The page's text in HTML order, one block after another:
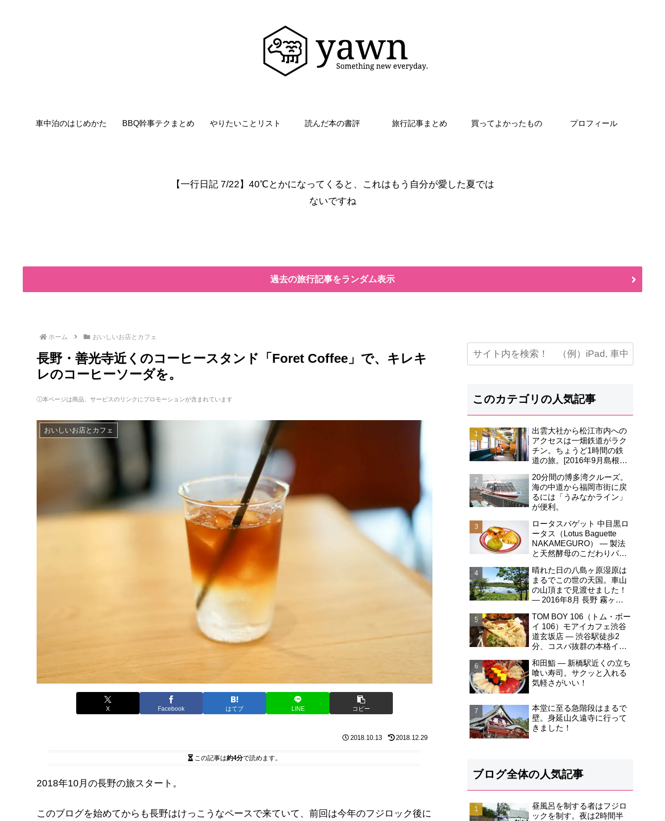
車中泊のはじめかた BBQ幹事テクまとめ やりたいことリスト 読んだ本の書評 旅行記事まとめ 買ってよかったもの プロフィール
【一行日記 7/22】40℃とかになってくると、これはもう自分が愛した夏では
ないですね
過去の旅行記事をランダム表示
ホーム おいしいお店とカフェ
長野・善光寺近くのコーヒースタンド「Foret Coffee」で、キレキ
レのコーヒーソーダを。
ⓘ本ページは商品、サービスのリンクにプロモーションが含まれています
おいしいお店とカフェ
X Facebook はてブ LINE コピー
2018.10.13 2018.12.29
この記事は約4分で読めます。
2018年10月の長野の旅スタート。
このブログを始めてからも長野はけっこうなペースで来ていて、前回は今年のフジロック後に
このカテゴリの人気記事
出雲大社から松江市内への
アクセスは一畑鉄道がラク
チン。ちょうど1時間の鉄
道の旅。[2016年9月島根旅
20分間の博多湾クルーズ。
海の中道から福岡市街に戻
るには「うみなかライン」
が便利。
ロータスバゲット 中目黒ロ
ータス（Lotus Baguette
NAKAMEGURO） ― 製法
と天然酵母のこだわりパン
高！
晴れた日の八島ヶ原湿原は
まるでこの世の天国。車山
の山頂まで見渡せました！
― 2016年8月 長野 霧ヶ峰
TOM BOY 106（トム・ボー
イ 106）モアイカフェ渋谷
道玄坂店 ― 渋谷駅徒歩2
分、コスパ抜群の本格イン
まい！
和田鮨 ― 新橋駅近くの立ち
喰い寿司。サクッと入れる
気軽さがいい！
本堂に至る急階段はまるで
壁。身延山久遠寺に行って
きました！
ブログ全体の人気記事
昼風呂を制する者はフジロ
ックを制す。夜は2時間半